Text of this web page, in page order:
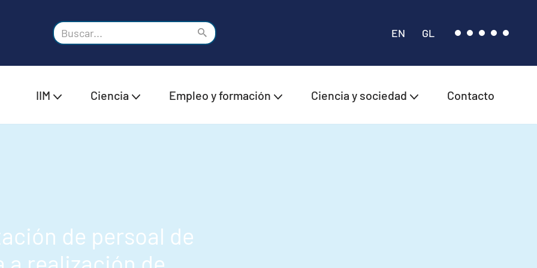
EN GL
IIM Ciencia Empleo y formación Ciencia y sociedad Contacto
de persoal de